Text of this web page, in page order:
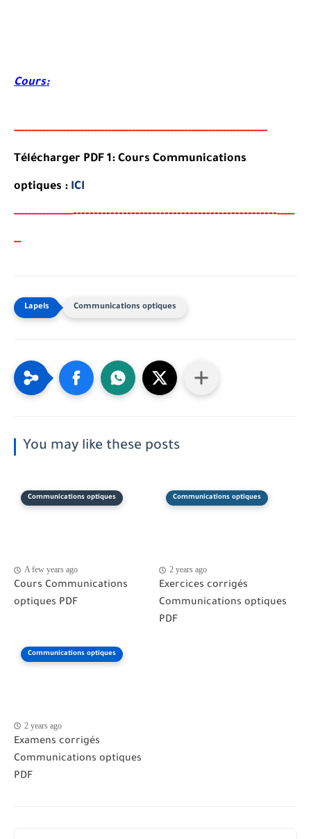
Cours:
-------------------------------------------------------------------------
Télécharger PDF 1: Cours Communications
optiques : ICI
-----------------------------------------------------------------------
--
Communications optiques
You may like these posts
Communications optiques
A few years ago
Cours Communications
optiques PDF
Communications optiques
2 years ago
Exercices corrigés
Communications optiques
PDF
Communications optiques
2 years ago
Examens corrigés
Communications optiques
PDF